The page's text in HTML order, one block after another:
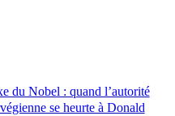
du Nobel : quand l’autorité
se heurte à Donald